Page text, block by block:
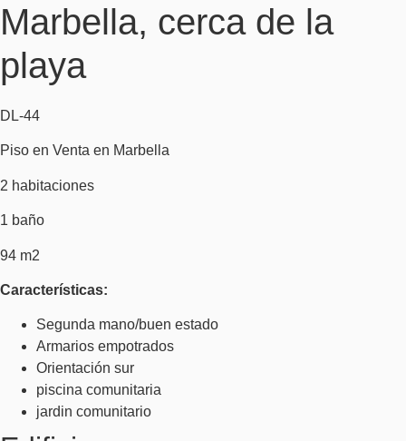
Marbella, cerca de la
playa
DL-44
Piso en Venta en Marbella
2 habitaciones
1 baño
94 m2
Características:
Segunda mano/buen estado
Armarios empotrados
Orientación sur
piscina comunitaria
jardin comunitario